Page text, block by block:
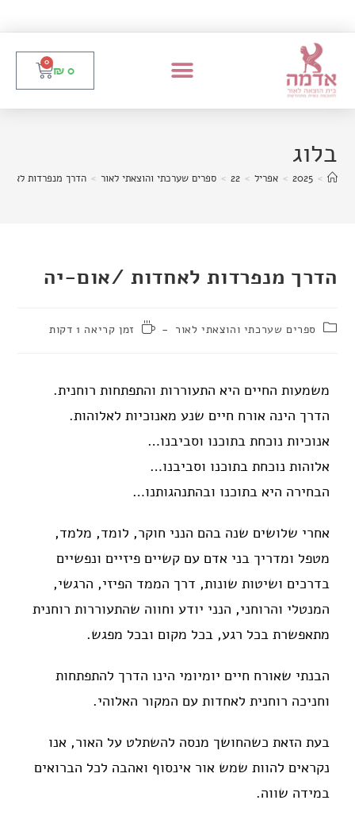
₪ 0
0
בלוג
>
2025
> אפריל >
22
> ספרים שערכתי והוצאתי לאור > הדרך מנפרדות
הדרך מנפרדות לאחדות /אום-יה
ספרים שערכתי והוצאתי לאור זמן קריאה 1 דקות
משמעות החיים היא התעוררות והתפתחות רוחנית.
הדרך הינה אורח חיים שנע מאנוכיות לאלוהות.
אנוכיות נוכחת בתוכנו וסביבנו…
אלוהות נוכחת בתוכנו וסביבנו…
הבחירה היא בתוכנו ובהתנהגותנו…
אחרי שלושים שנה בהם הנני חוקר, לומד, מלמד,
מטפל ומדריך בני אדם עם קשיים פיזיים ונפשיים
בדרכים ושיטות שונות, דרך הממד הפיזי, הרגשי,
המנטלי והרוחני, הנני יודע וחווה שהתעוררות רוחנית
מתאפשרת בכל רגע, בכל מקום ובכל מפגש.
הבנתי שאורח חיים יומיומי הינו הדרך להתפתחות
וחניכה רוחנית לאחדות עם המקור האלוהי.
בעת הזאת כשהחושך מנסה להשתלט על האור, אנו
נקראים להוות שמש אור אינסוף ואהבה לכל הברואים
במידה שווה.